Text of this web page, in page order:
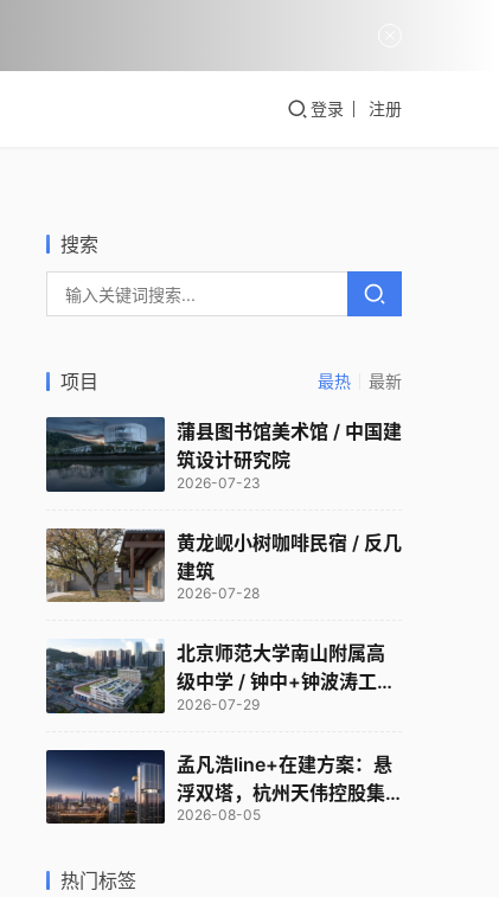
登录 注册
搜索
项目 最热 最新
蒲县图书馆美术馆 / 中国建
筑设计研究院
2026-07-23
黄龙岘小树咖啡民宿 / 反几
建筑
2026-07-28
北京师范大学南山附属高
级中学 / 钟中+钟波涛工作
室
2026-07-29
孟凡浩line+在建方案：悬
浮双塔，杭州天伟控股集
团总部
2026-08-05
热门标签